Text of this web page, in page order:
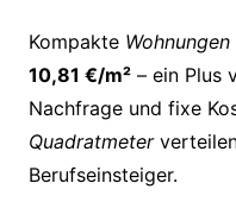
Kompakte Wohnungen
10,81 €/m²– ein Plus
Nachfrage und fixe
Quadratmeter
Berufseinsteiger.